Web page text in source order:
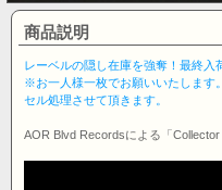
商品説明
レーベルの隠し在庫を強奪！最終入
※お一人様一枚でお願いいたします
セル処理させて頂きます。
AOR Blvd Recordsによる「